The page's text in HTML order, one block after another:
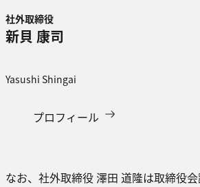
社外取締役
新貝 康司
Yasushi Shingai
プロフィール
なお、社外取締役 澤田 道隆は取締役